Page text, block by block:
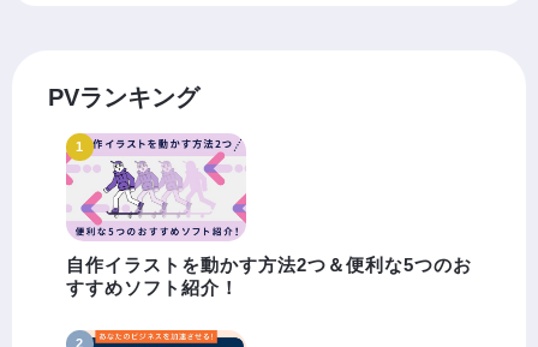
PVランキング
自作イラストを動かす方法2つ＆便利な5つのお
すすめソフト紹介！